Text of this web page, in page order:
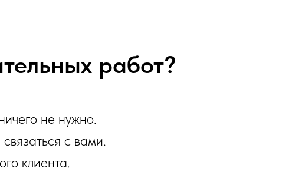
работ?
не нужно.
с вами.
клиента.